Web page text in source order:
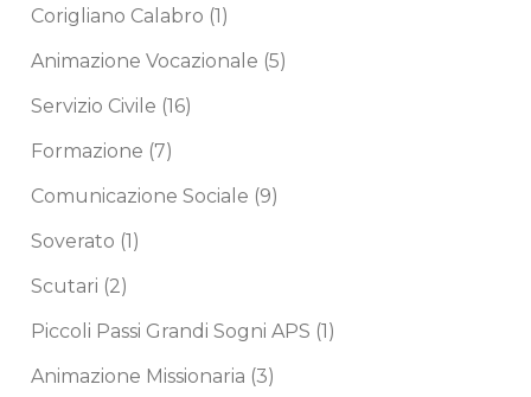
Corigliano Calabro (1)
Animazione Vocazionale (5)
Servizio Civile (16)
Formazione (7)
Comunicazione Sociale (9)
Soverato (1)
Scutari (2)
Piccoli Passi Grandi Sogni APS (1)
Animazione Missionaria (3)